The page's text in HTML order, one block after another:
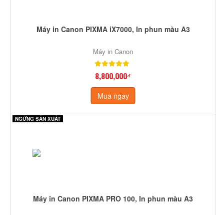
Máy in Canon PIXMA iX7000, In phun màu A3
Máy in Canon
8,800,000₫
Mua ngay
NGỪNG SẢN XUẤT
Máy in Canon PIXMA PRO 100, In phun màu A3